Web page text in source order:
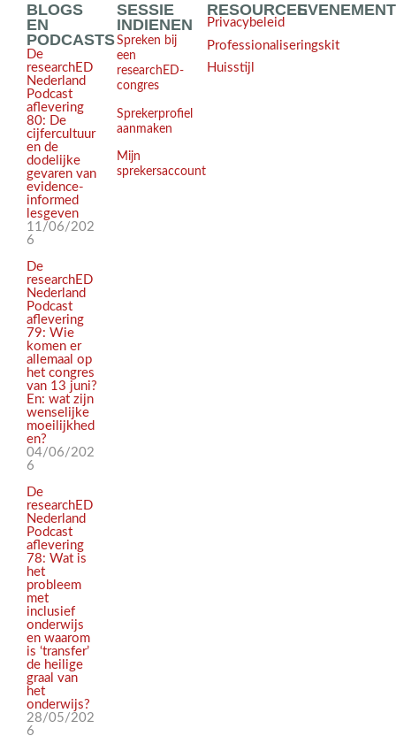
BLOGS
EN
PODCASTS
De
researchED
Nederland
Podcast
aflevering
80: De
cijfercultuur
en de
dodelijke
gevaren van
evidence-
informed
lesgeven
11/06/202
6
De
researchED
Nederland
Podcast
aflevering
79: Wie
komen er
allemaal op
het congres
van 13 juni?
En: wat zijn
wenselijke
moeilijkhed
en?
04/06/202
6
De
researchED
Nederland
Podcast
aflevering
78: Wat is
het
probleem
met
inclusief
onderwijs
en waarom
is ‘transfer’
de heilige
graal van
het
onderwijs?
28/05/202
6
SESSIE
INDIENEN
Spreken bij
een
researchED-
congres
Sprekerprofiel
aanmaken
Mijn
sprekersaccount
RESOURCES
Privacybeleid
Professionaliseringskit
Huisstijl